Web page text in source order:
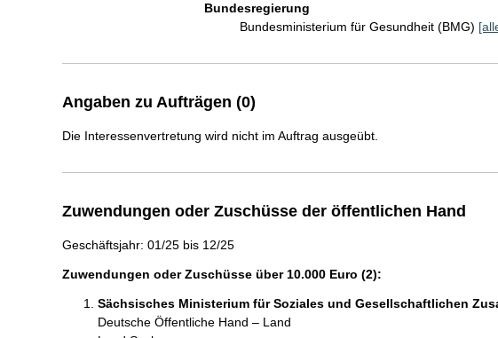
Bundesregierung
Bundesministerium für Gesundheit (BMG)
Angaben zu Aufträgen (0)
Die Interessenvertretung wird nicht im Auftrag ausgeübt.
Zuwendungen oder Zuschüsse der öffentlichen Hand
Geschäftsjahr: 01/25 bis 12/25
Zuwendungen oder Zuschüsse über 10.000 Euro (2):
Sächsisches Ministerium für Soziales und Gesellschaftlichen
Deutsche Öffentliche Hand – Land